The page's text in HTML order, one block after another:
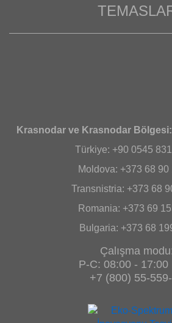
Krasnodar ve Krasnodar Bölgesi:
Türkiye: +90 0545
Moldova: +373 68 90
Transnistria: +373 68
Romania: +373 69
Bulgaria: +373 68
Çalışma
P-C: 08:00 - 17:00
+7 (800) 55-